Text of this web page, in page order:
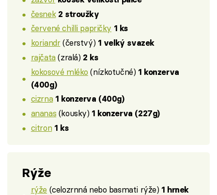
česnek 2 stroužky
červené chilli papričky 1 ks
koriandr(čerstvý) 1 velký svazek
rajčata(zralá) 2 ks
kokosové mléko (nízkotučné) 1 konzerva
(400g)
cizrna 1 konzerva (400g)
ananas (kousky) 1 konzerva (227g)
citron 1 ks
Rýže
rýže (celozrnná nebo basmati rýže) 1 hrnek